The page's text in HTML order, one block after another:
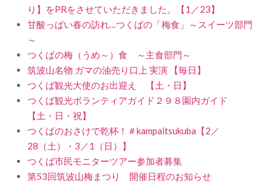
り】をPRをさせていただきました。【1／23】
甘酸っぱい春の訪れ…つくばの「梅食」～スイーツ部門
～
つくばの梅（うめ～）食 ～主食部門～
筑波山名物 ガマの油売り口上 実演 【毎日】
つくば観光大使のお出迎え 【土・日】
つくば観光ボランティアガイド２９８園内ガイド
【土・日・祝】
つくばのおさけで乾杯！＃kampaitsukuba【2／
28（土）・3／1（日）】
つくば市民モニターツアー参加者募集
第53回筑波山梅まつり 開催日程のお知らせ